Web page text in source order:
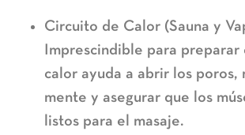
Circuito de Calor (Sauna y
Imprescindible para preparar
calor ayuda a abrir los poros,
mente y asegurar que los
listos para el masaje.